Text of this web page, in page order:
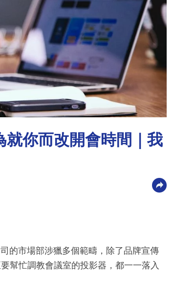
你而改開會時間｜我
的市場部涉獵多個範疇，除了品牌宣傳
幫忙調教會議室的投影器，都一一落入